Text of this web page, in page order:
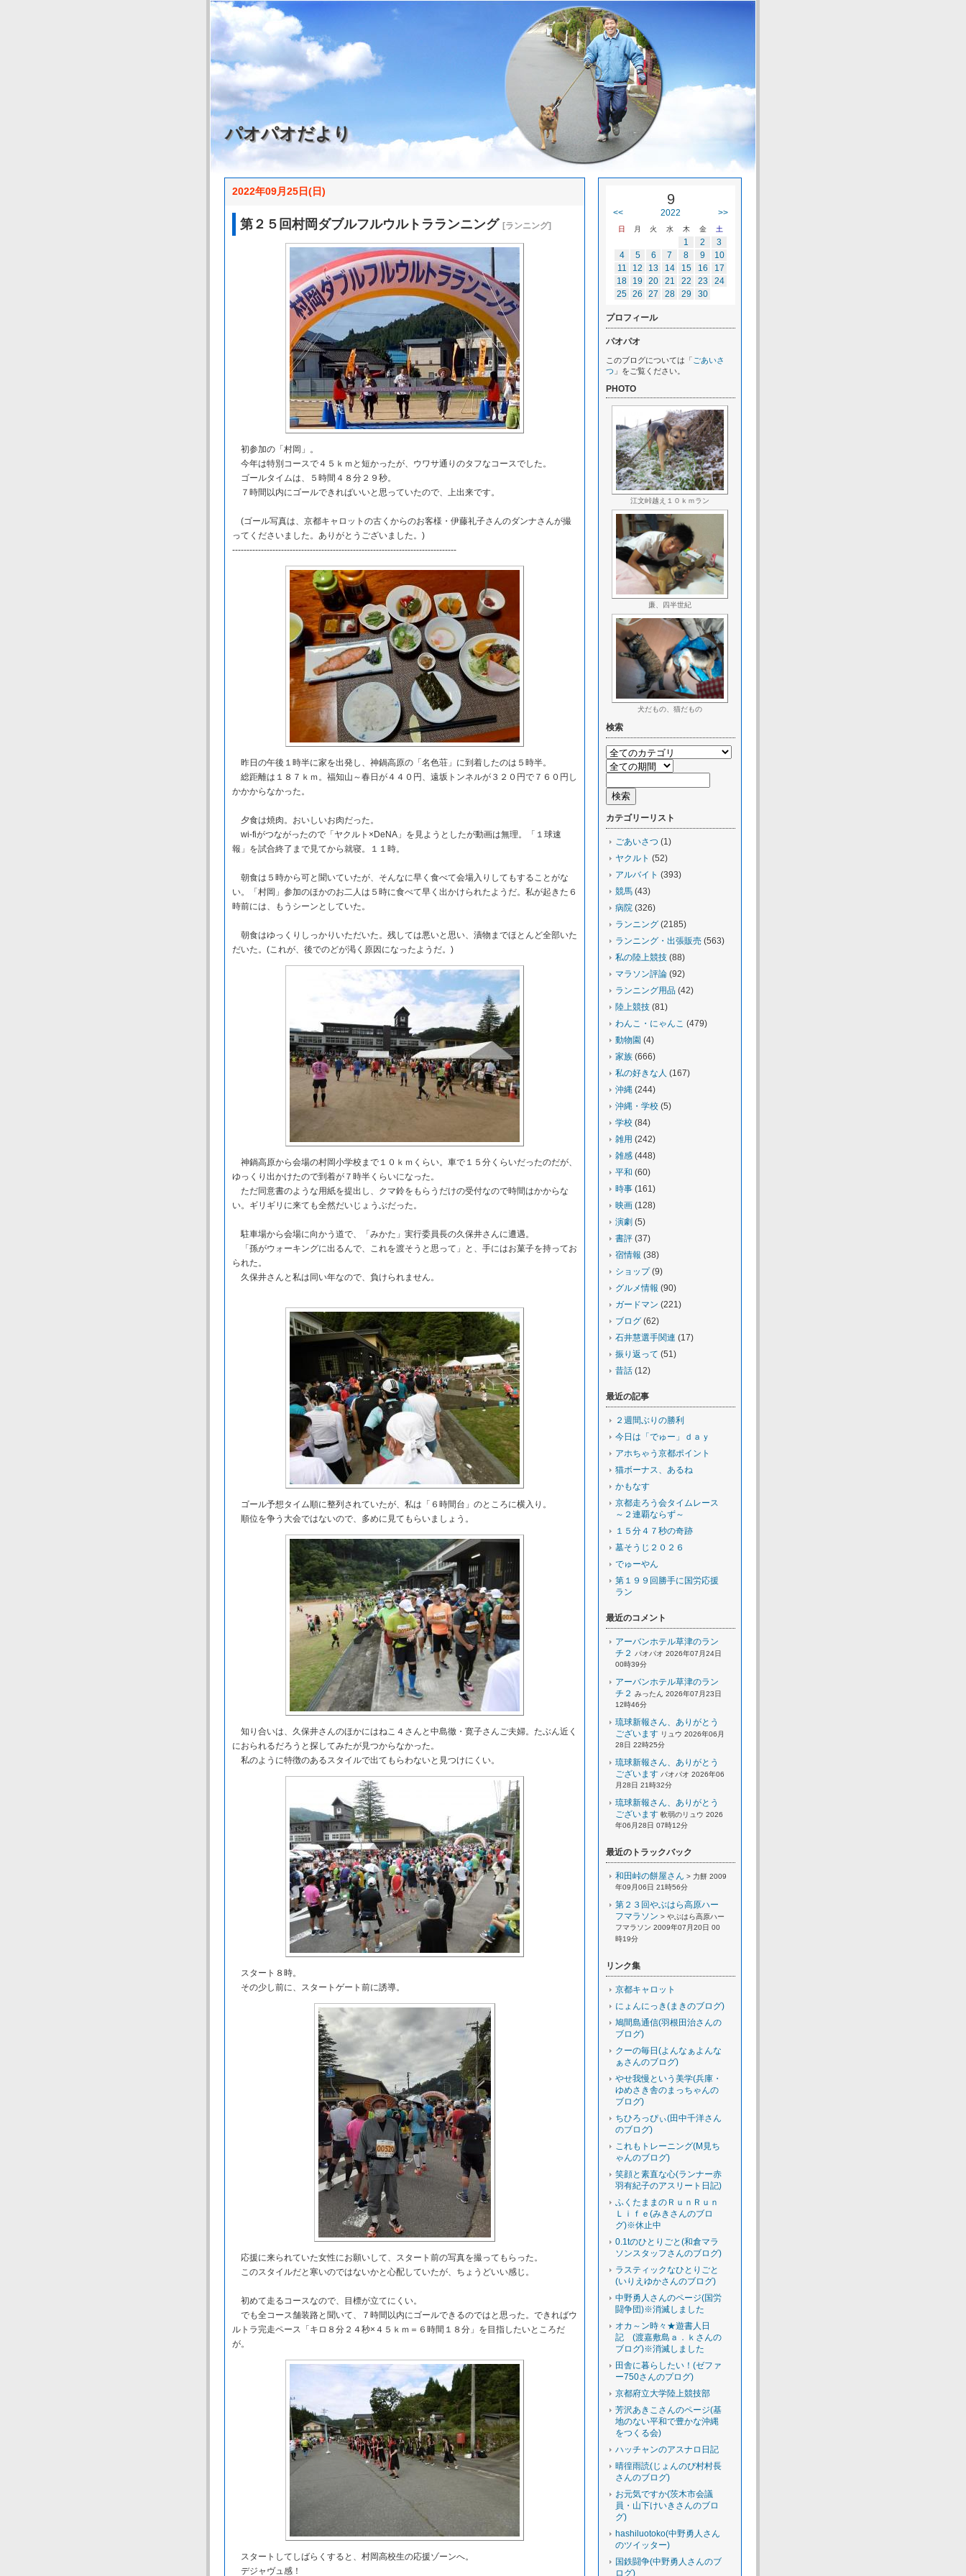
パオパオだより
2022年09月25日(日)
第２５回村岡ダブルフルウルトラランニング [ランニング]
初参加の「村岡」。
今年は特別コースで４５ｋｍと短かったが、ウワサ通りのタフなコースでした。
ゴールタイムは、５時間４８分２９秒。
７時間以内にゴールできればいいと思っていたので、上出来です。
(ゴール写真は、京都キャロットの古くからのお客様・伊藤礼子さんのダンナさんが撮
ってくださいました。ありがとうございました。)
------------------------------------------------------------------------------
昨日の午後１時半に家を出発し、神鍋高原の「名色荘」に到着したのは５時半。
総距離は１８７ｋｍ。福知山～春日が４４０円、遠坂トンネルが３２０円で７６０円し
かかからなかった。
夕食は焼肉。おいしいお肉だった。
wi-fiがつながったので「ヤクルト×DeNA」を見ようとしたが動画は無理。「１球速
報」を試合終了まで見てから就寝。１１時。
朝食は５時から可と聞いていたが、そんなに早く食べて会場入りしてもすることがな
い。「村岡」参加のほかのお二人は５時に食べて早く出かけられたようだ。私が起きた６
時前には、もうシーンとしていた。
朝食はゆっくりしっかりいただいた。残しては悪いと思い、漬物までほとんど全部いた
だいた。(これが、後でのどが渇く原因になったようだ。)
神鍋高原から会場の村岡小学校まで１０ｋｍくらい。車で１５分くらいだったのだが、
ゆっくり出かけたので到着が７時半くらいになった。
ただ同意書のような用紙を提出し、クマ鈴をもらうだけの受付なので時間はかからな
い。ギリギリに来ても全然だいじょうぶだった。
駐車場から会場に向かう道で、「みかた」実行委員長の久保井さんに遭遇。
「孫がウォーキングに出るんで、これを渡そうと思って」と、手にはお菓子を持ってお
られた。
久保井さんと私は同い年なので、負けられません。
ゴール予想タイム順に整列されていたが、私は「６時間台」のところに横入り。
順位を争う大会ではないので、多めに見てもらいましょう。
知り合いは、久保井さんのほかにはねこ４さんと中島徹・寛子さんご夫婦。たぶん近く
におられるだろうと探してみたが見つからなかった。
私のように特徴のあるスタイルで出てもらわないと見つけにくい。
スタート８時。
その少し前に、スタートゲート前に誘導。
応援に来られていた女性にお願いして、スタート前の写真を撮ってもらった。
このスタイルだと寒いのではないかと心配していたが、ちょうどいい感じ。
初めて走るコースなので、目標が立てにくい。
でも全コース舗装路と聞いて、７時間以内にゴールできるのではと思った。できればウ
ルトラ完走ペース「キロ８分２４秒×４５ｋｍ＝６時間１８分」を目指したいところだ
が。
スタートしてしばらくすると、村岡高校生の応援ゾーンへ。
デジャヴュ感！
9
<< 2022 >>
日 月 火 水 木 金 土
1 2
3
4
5 6 7 8 9
10
11
12 13 14 15 16
17
18
19 20 21 22 23
24
25 26 27 28 29 30
プロフィール
パオパオ
このブログについては「 ごあいさ
つ 」をご覧ください。
PHOTO
江文峠越え１０ｋｍラン
廉、四半世紀
犬だもの、猫だもの
検索
カテゴリーリスト
ごあいさつ (1)
ヤクルト (52)
アルバイト (393)
競馬 (43)
病院 (326)
ランニング (2185)
ランニング・出張販売 (563)
私の陸上競技 (88)
マラソン評論 (92)
ランニング用品 (42)
陸上競技 (81)
わんこ・にゃんこ (479)
動物園 (4)
家族 (666)
私の好きな人 (167)
沖縄 (244)
沖縄・学校 (5)
学校 (84)
雑用 (242)
雑感 (448)
平和 (60)
時事 (161)
映画 (128)
演劇 (5)
書評 (37)
宿情報 (38)
ショップ(9)
グルメ情報 (90)
ガードマン (221)
ブログ (62)
石井慧選手関連 (17)
振り返って (51)
昔話 (12)
最近の記事
２週間ぶりの勝利
今日は「でゅー」ｄａｙ
アホちゃう京都ポイント
猫ボーナス、あるね
かもなす
京都走ろう会タイムレース
～２連覇ならず～
１５分４７秒の奇跡
墓そうじ２０２６
でゅーやん
第１９９回勝手に国労応援
ラン
最近のコメント
アーバンホテル草津のラン
チ２
パオパオ 2026年07月24日
00時39分
アーバンホテル草津のラン
チ２ みったん 2026年07月23日
12時46分
琉球新報さん、ありがとう
ございます リュウ 2026年06月
28日 22時25分
琉球新報さん、ありがとう
ございます パオパオ 2026年06
月28日 21時32分
琉球新報さん、ありがとう
ございます 軟弱のリュウ 2026
年06月28日 07時12分
最近のトラックバック
和田峠の餅屋さん > 力餅 2009
年09月06日 21時56分
第２３回やぶはら高原ハー
フマラソン > やぶはら高原ハー
フマラソン 2009年07月20日 00
時19分
リンク集
京都キャロット
にょんにっき(まきのブログ)
鳩間島通信(羽根田治さんの
ブログ)
クーの毎日(よんなぁよんな
ぁさんのブログ)
やせ我慢という美学(兵庫・
ゆめさき舎のまっちゃんの
ブログ)
ちひろっぴぃ(田中千洋さん
のブログ)
これもトレーニング(M見ち
ゃんのブログ)
笑顔と素直な心(ランナー赤
羽有紀子のアスリート日記)
ふくたままのＲｕｎＲｕｎ
Ｌｉｆｅ(みきさんのブロ
グ)※休止中
0.1tのひとりごと(和倉マラ
ソンスタッフさんのブログ)
ラスティックなひとりごと
(いりえゆかさんのブログ)
中野勇人さんのページ(国労
闘争団)※消滅しました
オカ～ン時々★遊書人日
記 (渡嘉敷島ａ．ｋさんの
ブログ)※消滅しました
田舎に暮らしたい！(ゼファ
ー750さんのプログ)
京都府立大学陸上競技部
芳沢あきこさんのページ(基
地のない平和で豊かな沖縄
をつくる会)
ハッチャンのアスナロ日記
晴徨雨読(じょんのび村村長
さんのブログ)
お元気ですか(茨木市会議
員・山下けいきさんのブロ
グ)
hashiluotoko(中野勇人さん
のツイッター)
国鉄闘争(中野勇人さんのブ
ログ)